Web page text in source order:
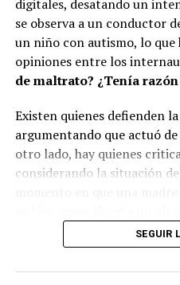
digitales, desatando un
se observa a un conductor
un niño con autismo, lo que
opiniones entre los
de maltrato? ¿Tenía
Existen quienes defienden
argumentando que actuó
otro lado, hay quienes
considerando la situación
demás pasajeros no se
conductor solicitó que se le
SEGUIR